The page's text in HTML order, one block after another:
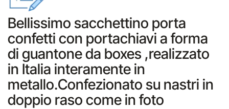
Bellissimo sacchettino porta
confetti con portachiavi a forma
di guantone da boxes ,realizzato
in Italia interamente in
metallo.Confezionato su nastri in
doppio raso come in foto